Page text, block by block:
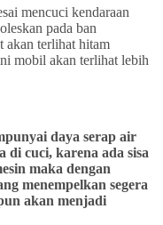
mencuci kendaraan
pada ban
akan terlihat hitam
mobil akan terlihat lebih
daya serap air
di cuci, karena ada sisa
maka dengan
menempelkan segera
akan menjadi